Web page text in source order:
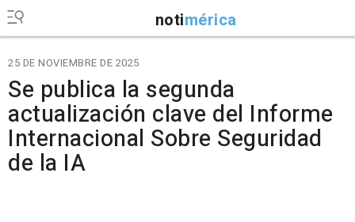
notimérica
25 DE NOVIEMBRE DE 2025
Se publica la segunda
actualización clave del Informe
Internacional Sobre Seguridad
de la IA